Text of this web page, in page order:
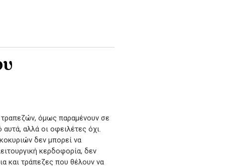
τραπεζών, όμως παραμένουν σε
αλλά οι οφειλέτες όχι.
δεν μπορεί να
κερδοφορία, δεν
και τράπεζες που θέλουν να